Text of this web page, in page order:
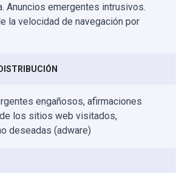
Anuncios emergentes intrusivos.
la velocidad de navegación por
engañosos, afirmaciones
los sitios web visitados,
deseadas (adware)